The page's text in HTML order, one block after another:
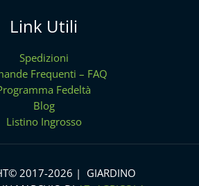
Link Utili
Spedizioni
Frequenti – FAQ
Fedeltà
Blog
Listino Ingrosso
2017-2026 | GIARDINO